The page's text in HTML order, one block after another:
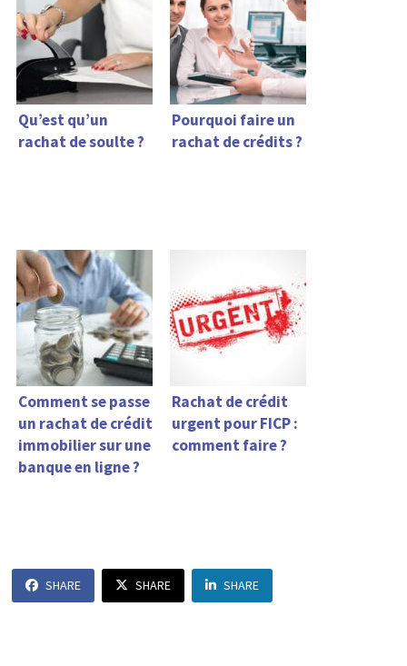
Qu’est qu’un
rachat de soulte ?
Pourquoi faire un
rachat de crédits ?
Comment se passe
un rachat de crédit
immobilier sur une
banque en ligne ?
Rachat de crédit
urgent pour FICP :
comment faire ?
SHARE SHARE SHARE